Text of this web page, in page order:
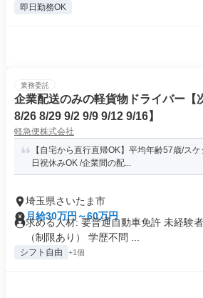
即日勤務OK
業務委託
企業配送のみの軽貨物ドライバー【
8/26 8/29 9/2 9/9 9/12 9/16】
軽急便株式会社
【自宅から直行直帰OK】平均年齢57歳/ス
日祝休みOK /企業間の配...
埼玉県さいたま市
月給30万円～60万円
求める人材: 要普通自動車免許 未経験
（制限あり） 学歴不問 ...
シフト自由 +1個